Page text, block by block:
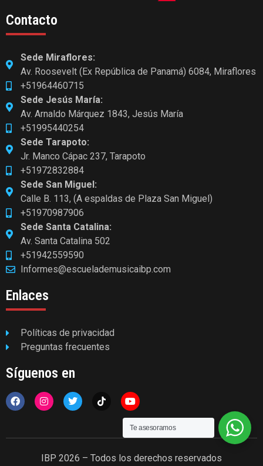
Contacto
Sede Miraflores:
Av. Roosevelt (Ex República de Panamá) 6084, Miraflores
+51964460715
Sede Jesús María:
Av. Arnaldo Márquez 1843, Jesús María
+51995440254
Sede Tarapoto:
Jr. Manco Cápac 237, Tarapoto
+51972832884
Sede San Miguel:
Calle B. 113, (A espaldas de Plaza San Miguel)
+51970987906
Sede Santa Catalina:
Av. Santa Catalina 502
+51942559590
Informes@escuelademusicaibp.com
Enlaces
Políticas de privacidad
Preguntas frecuentes
Síguenos en
IBP 2026 – Todos los derechos reservados
Te asesoramos